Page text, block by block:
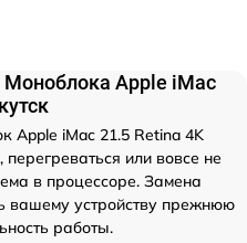
Apple iMac
Apple iMac 21.5 Retina 4K
или вовсе не
в процессоре. Замена
вашему устройству прежнюю
работы.